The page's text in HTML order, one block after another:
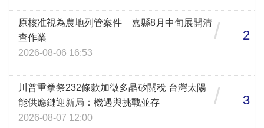
原核准視為農地列管案件 嘉縣8月中旬展開清
查作業
2026-08-06 16:53
/ 2
川普重拳祭232條款加徵多晶矽關稅 台灣太陽
能供應鏈迎新局：機遇與挑戰並存
2026-08-07 12:00
/ 3